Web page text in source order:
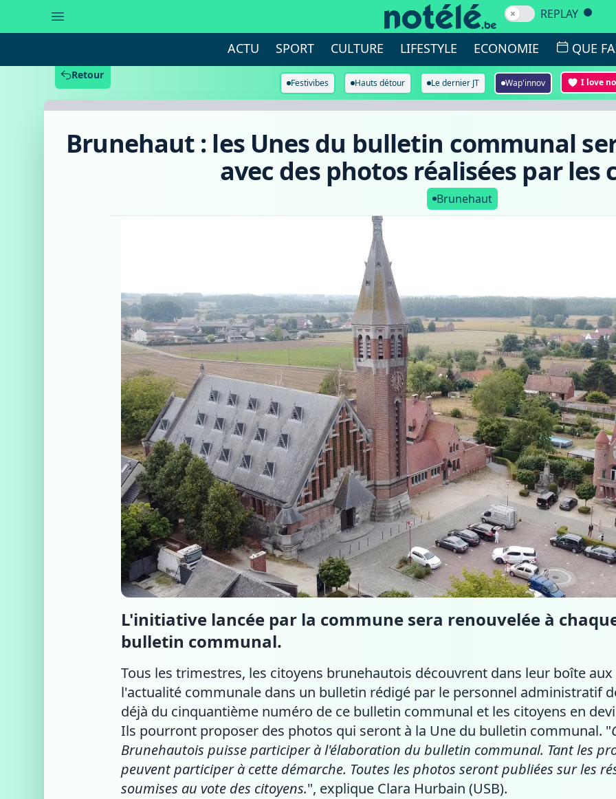
REPLAY
ACTU SPORT CULTURE LIFESTYLE ECONOMIE QUE
Festivibes Hauts détour Le dernier JT Wap'innov I love
Retour
Brunehaut : les Unes du bulletin communal
avec des photos réalisées par les
Brunehaut
L'initiative lancée par la commune sera renouvelée à
bulletin communal.
Tous les trimestres, les citoyens brunehautois découvrent dans leur boîte
l'actualité communale dans un bulletin rédigé par le personnel administratif
déjà du cinquantième numéro de ce bulletin communal et les citoyens en
Ils pourront proposer des photos qui seront à la Une du bulletin communal. "
Brunehautois puisse participer à l'élaboration du bulletin communal. Tant les
peuvent participer à cette démarche. Toutes les photos seront publiées sur les
soumises au vote des citoyens.", explique Clara Hurbain (USB).